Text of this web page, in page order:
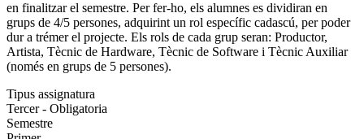
en finalitzar el semestre. Per fer-ho, els alumnes es dividiran en
grups de 4/5 persones, adquirint un rol específic cadascú, per poder
dur a trémer el projecte. Els rols de cada grup seran: Productor,
Artista, Tècnic de Hardware, Tècnic de Software i Tècnic Auxiliar
(només en grups de 5 persones).
Tipus assignatura
Tercer - Obligatoria
Semestre